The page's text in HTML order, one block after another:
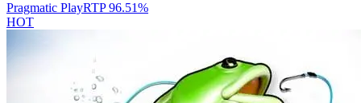
Pragmatic PlayRTP96.51%
HOT